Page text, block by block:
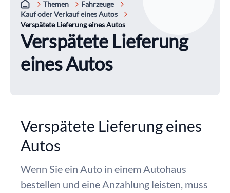
Themen
Fahrzeuge
Kauf oder Verkauf eines Autos
Verspätete Lieferung eines Autos
Verspätete Lieferung
eines Autos
Verspätete Lieferung eines
Autos
Wenn Sie ein Auto in einem Autohaus
bestellen und eine Anzahlung leisten, muss